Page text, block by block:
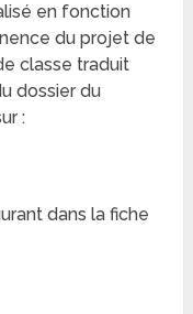
en fonction
du projet de
classe traduit
dossier du
:
dans la fiche